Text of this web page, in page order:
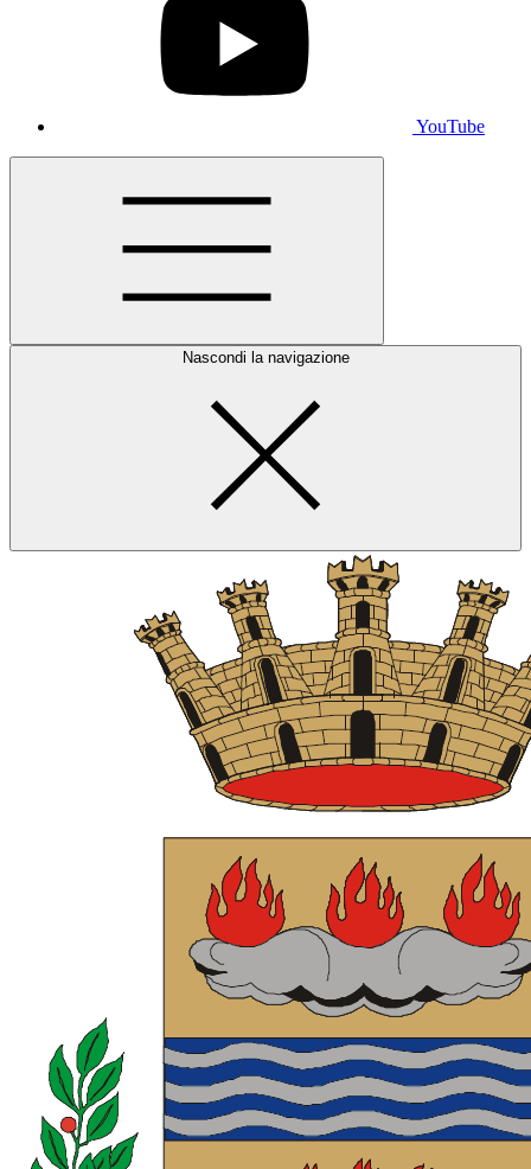
YouTube
Nascondi la navigazione